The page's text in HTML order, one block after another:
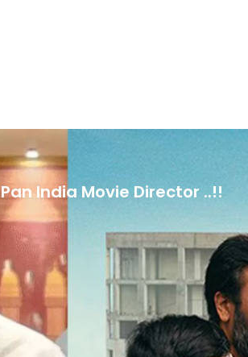
– Pan India Movie Director ..!!